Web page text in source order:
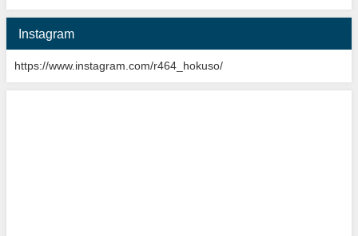
Instagram
https://www.instagram.com/r464_hokuso/